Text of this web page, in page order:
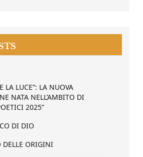
LA LUCE”: LA NUOVA
NATA NELL’AMBITO DI
2025”
DI DIO
DELLE ORIGINI